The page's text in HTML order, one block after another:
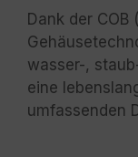
Dank der COB
wasser-,
eine
umfassenden